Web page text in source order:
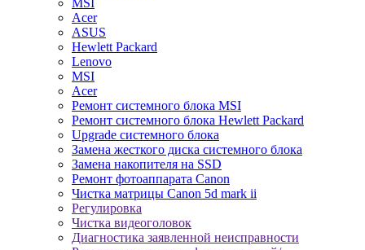
MSI
Acer
ASUS
Hewlett Packard
Lenovo
MSI
Acer
Ремонт системного блока MSI
Ремонт системного блока Hewlett Packard
Upgrade системного блока
Замена жесткого диска системного блока
Замена накопителя на SSD
Ремонт фотоаппарата Canon
Чистка матрицы Canon 5d mark ii
Регулировка
Чистка видеоголовок
Диагностика заявленной неисправности